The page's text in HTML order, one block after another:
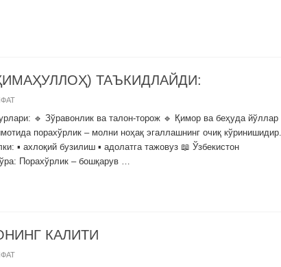
ТАЪКИДЛАЙДИ:
Зўравонлик ва талон-торож
Қимор ва беҳуда
таълимотида порахўрлик – молни ноҳақ эгаллашнинг очиқ
жиноят, балки:
ахлоқий бузилиш
адолатга тажовуз
кўра: Порахўрлик – бошқарув …
КАЛИТИ